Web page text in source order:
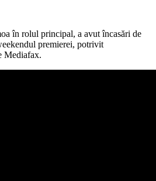
în rolul principal, a avut încasări de
premierei, potrivit
Mediafax.